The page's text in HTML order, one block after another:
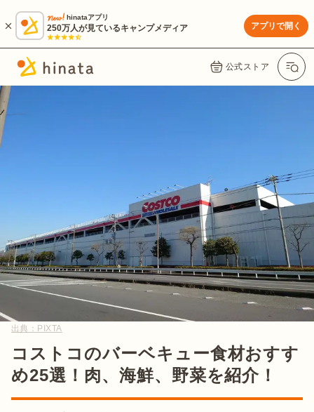
hinataアプリ
250万人が見ているキャンプメディア アプリで開く
公式ストア
出典： PIXTA
コストコのバーベキュー食材おすす
め25選！肉、海鮮、野菜を紹介！